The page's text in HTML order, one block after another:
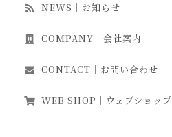
NEWS｜お知らせ
COMPANY｜会社案内
CONTACT｜お問い合わせ
WEB SHOP｜ウェブショップ